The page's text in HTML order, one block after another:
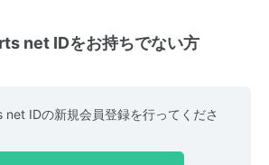
net IDをお持ちでない方
net IDの新規会員登録を行ってくださ